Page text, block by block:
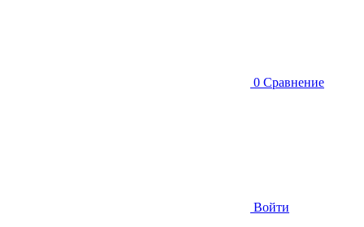
0 Сравнение
Войти